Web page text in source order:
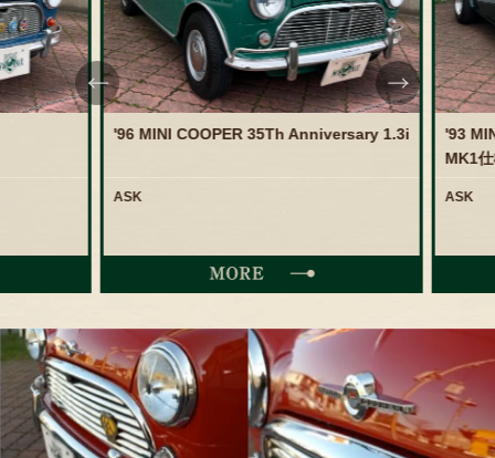
'96 MINI COOPER 35Th Anniversary 1.3i
ASK
'93
MK1仕様
ASK